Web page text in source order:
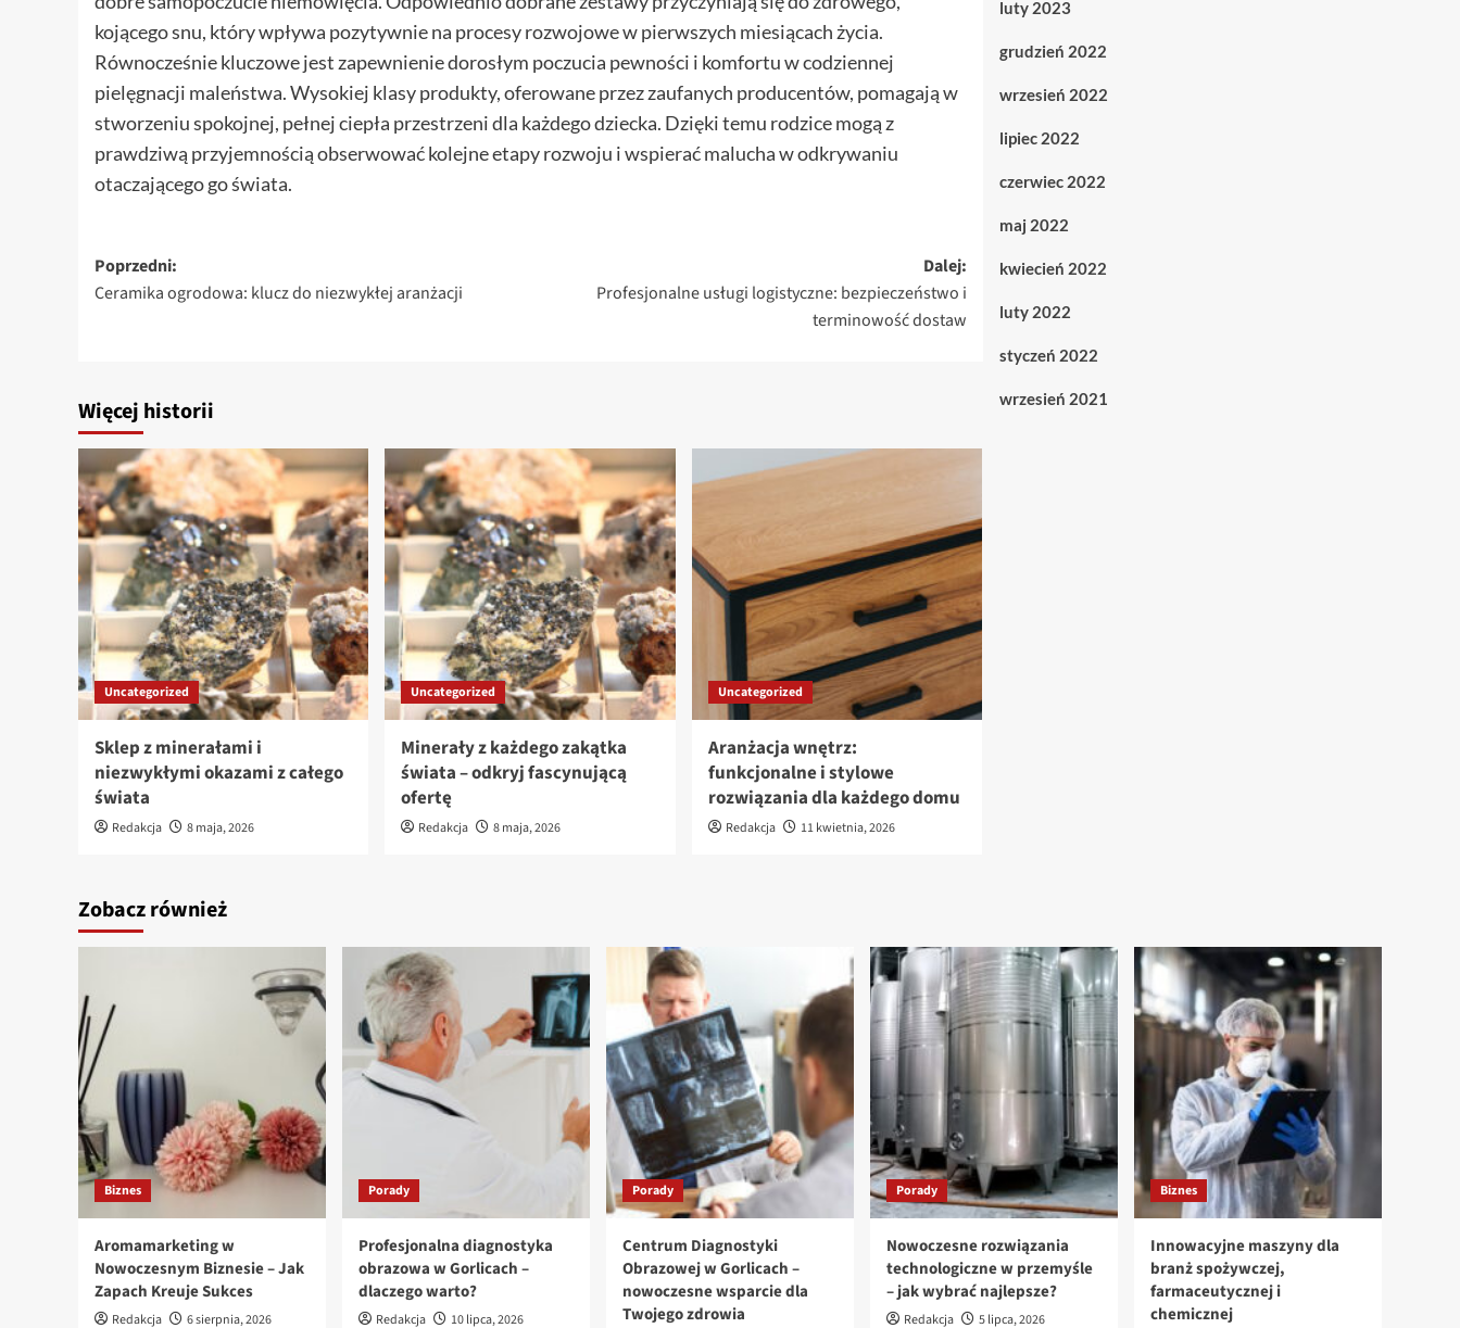
kojącego snu, który wpływa pozytywnie na procesy rozwojowe w pierwszych miesiącach życia.
Równocześnie kluczowe jest zapewnienie dorosłym poczucia pewności i komfortu w codziennej
pielęgnacji maleństwa. Wysokiej klasy produkty, oferowane przez zaufanych producentów, pomagają w
stworzeniu spokojnej, pełnej ciepła przestrzeni dla każdego dziecka. Dzięki temu rodzice mogą z
prawdziwą przyjemnością obserwować kolejne etapy rozwoju i wspierać malucha w odkrywaniu
otaczającego go świata.
Zobacz
wpisy
Poprzedni:
Ceramika ogrodowa: klucz do niezwykłej aranżacji
Dalej:
Profesjonalne usługi logistyczne: bezpieczeństwo i
terminowość dostaw
Więcej historii
Uncategorized
Sklep z minerałami i
niezwykłymi okazami z całego
świata
Redakcja 8 maja, 2026
Uncategorized
Minerały z każdego zakątka
świata – odkryj fascynującą
ofertę
Redakcja 8 maja, 2026
Uncategorized
Aranżacja wnętrz:
funkcjonalne i stylowe
rozwiązania dla każdego domu
Redakcja 11 kwietnia, 2026
luty 2023
grudzień 2022
wrzesień 2022
lipiec 2022
czerwiec 2022
maj 2022
kwiecień 2022
luty 2022
styczeń 2022
wrzesień 2021
Zobacz również
Biznes
Aromamarketing w
Nowoczesnym Biznesie – Jak
Zapach Kreuje Sukces
Redakcja 6 sierpnia, 2026
Porady
Profesjonalna diagnostyka
obrazowa w Gorlicach –
dlaczego warto?
Redakcja 10 lipca, 2026
Porady
Centrum Diagnostyki
Obrazowej w Gorlicach –
nowoczesne wsparcie dla
Twojego zdrowia
Porady
Nowoczesne rozwiązania
technologiczne w przemyśle
– jak wybrać najlepsze?
Redakcja 5 lipca, 2026
Biznes
Innowacyjne maszyny dla
branż spożywczej,
farmaceutycznej i
chemicznej